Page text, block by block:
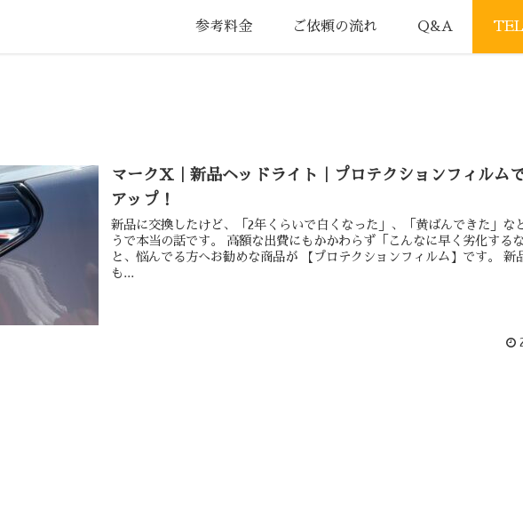
参考料金 ご依頼の流れ Q&A
マークX｜新品ヘッドライト｜プロテクションフィルム
アップ！
新品に交換したけど、「2年くらいで白くなった」、「黄ばんできた」な
うで本当の話です。 高額な出費にもかかわらず「こんなに早く劣化するな
と、悩んでる方へお勧めな商品が 【プロテクションフィルム】です。 新
も...